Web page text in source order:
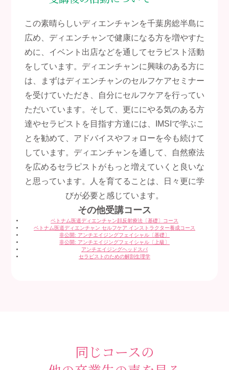
この素晴らしいディエンチャンを千葉房総半島に
広め、ディエンチャンで健康になる方を増やすた
めに、イベント出店などを通してセラピスト活動
をしています。ディエンチャンに興味のある方に
は、まずはディエンチャンのセルフケアセミナー
を受けていただき、自分にセルフケアを行ってい
ただいています。そして、更ににやる気のある方
達やセラピストを目指す方達には、IMSIで学ぶこ
とを勧めて、アドバイスやフォローを今も続けて
しています。ディエンチャンを通して、自然療法
を広めるセラピストがもっと増えていくと良いな
と思っています。人を育てることは、日々更に学
びが必要と感じています。
その他受講コース
ベトナム医道ディエンチャン顔反射療法〔基礎〕コース
ベトナム医道ディエンチャン セルフケア インストラクター養成コース
非公開: アンチエイジングフェイシャル〔基礎〕
非公開: アンチエイジングフェイシャル〔上級〕
アンチエイジングヘッドスパ
セラピストのための解剖生理学
同じコースの